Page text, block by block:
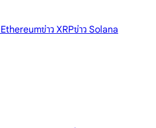
Ethereumข่าว XRPข่าว Solana